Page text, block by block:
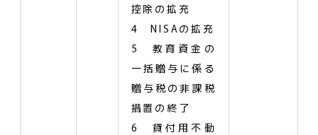
控除の拡充
4 NISAの拡充
5 教育資金の
一括贈与に係る
贈与税の非課税
措置の終了
6 貸付用不動